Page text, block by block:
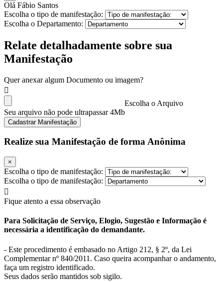
Olá Fábio Santos
Escolha o tipo de manifestação:
Escolha o Departamento:
Relate detalhadamente sobre sua
Manifestação
Quer anexar algum Documento ou imagem?
Escolha o Arquivo
Seu arquivo não pode ultrapassar 4Mb
Cadastrar Manifestação
Realize sua Manifestação de forma Anônima
×
Escolha o tipo de manifestação:
Escolha o tipo de manifestação:
Fique atento a essa observação
Para Solicitação de Serviço, Elogio, Sugestão e Informação é
necessária a identificação do demandante.
- Este procedimento é embasado no Artigo 212, § 2º, da Lei
Complementar nº 840/2011. Caso queira acompanhar o andamento,
faça um registro identificado.
Seus dados serão mantidos sob sigilo.